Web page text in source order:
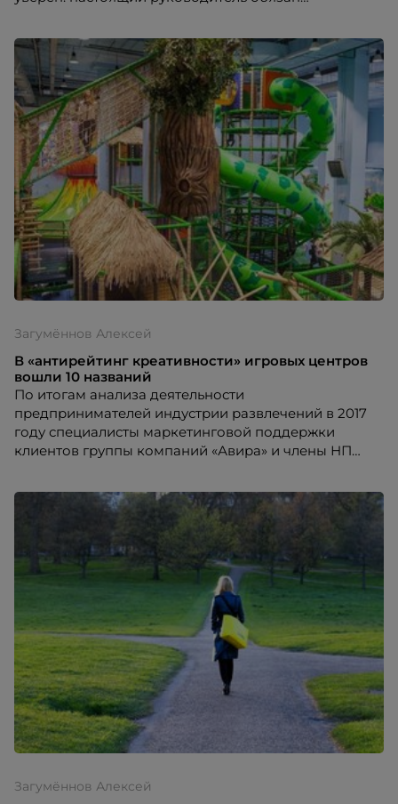
этого человек из профессионала превращается в
занимающий в кабинете место пень.
Загумённов Алексей
В «антирейтинг креативности» игровых центров
вошли 10 названий
По итогам анализа деятельности
предпринимателей индустрии развлечений в 2017
году специалисты маркетинговой поддержки
клиентов группы компаний «Авира» и члены НП
центров. В дальнейшем эти данные будут
учитываться представителями малого и среднего
бизнеса для создания новых проектов.
Загумённов Алексей